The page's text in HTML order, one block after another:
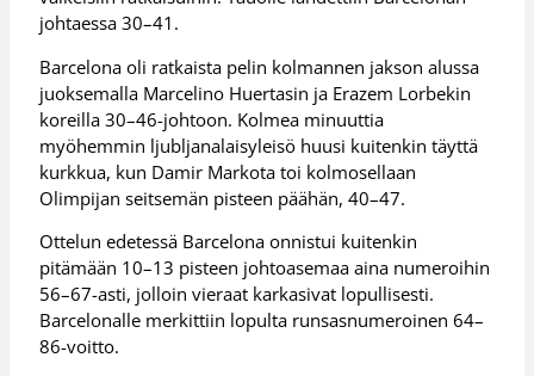
johtaessa 30–41.
Barcelona oli ratkaista pelin kolmannen jakson alussa
juoksemalla Marcelino Huertasin ja Erazem Lorbekin
koreilla 30–46-johtoon. Kolmea minuuttia
myöhemmin ljubljanalaisyleisö huusi kuitenkin täyttä
kurkkua, kun Damir Markota toi kolmosellaan
Olimpijan seitsemän pisteen päähän, 40–47.
Ottelun edetessä Barcelona onnistui kuitenkin
pitämään 10–13 pisteen johtoasemaa aina numeroihin
56–67-asti, jolloin vieraat karkasivat lopullisesti.
Barcelonalle merkittiin lopulta runsasnumeroinen 64–
86-voitto.